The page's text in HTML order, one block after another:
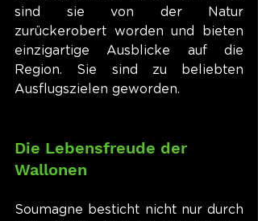
sind sie von der Natur
zurückerobert worden und bieten
einzigartige Ausblicke auf die
Region. Sie sind zu beliebten
Ausflugszielen geworden.
Die Lebensfreude der
Wallonen
Soumagne besticht nicht nur durch